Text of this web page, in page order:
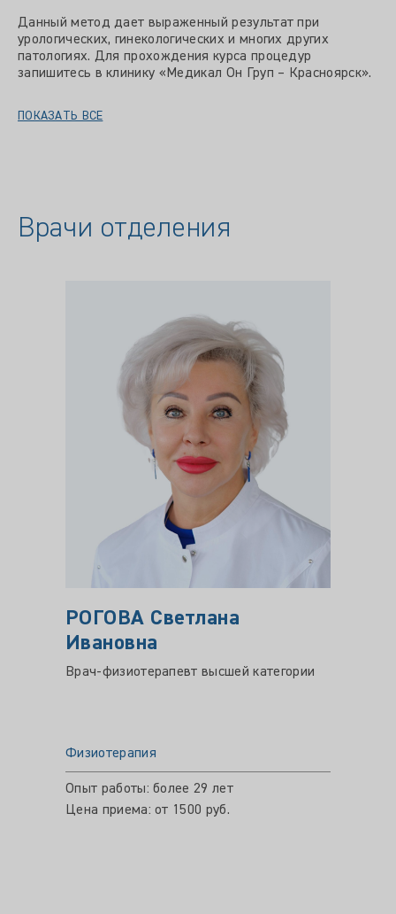
Данный метод дает выраженный результат при
урологических, гинекологических и многих других
патологиях. Для прохождения курса процедур
запишитесь в клинику «Медикал Он Груп – Красноярск».
ПОКАЗАТЬ ВСЕ
Врачи отделения
РОГОВА Светлана
Ивановна
Врач-физиотерапевт высшей категории
Физиотерапия
Опыт работы: более 29 лет
Цена приема: от 1500 руб.